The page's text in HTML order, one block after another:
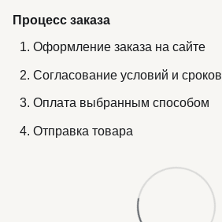
Процесс заказа
Оформление заказа на сайте
Согласование условий и сроков
Оплата выбранным способом
Отправка товара